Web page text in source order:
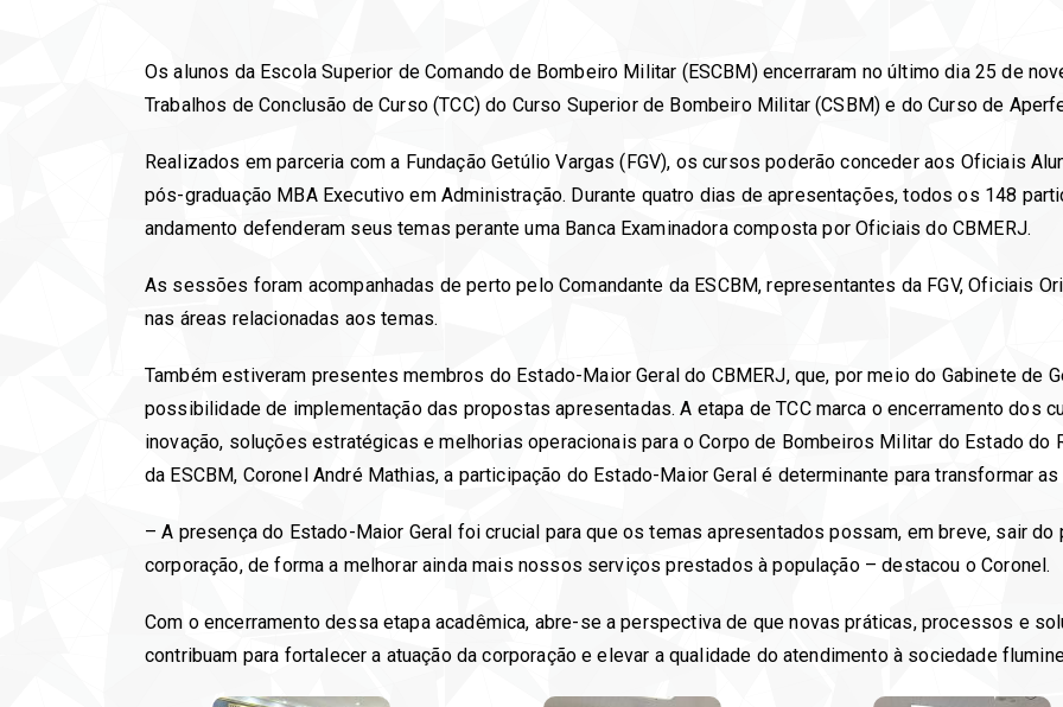
Os alunos da Escola Superior de Comando de Bombeiro Militar (ESCBM) encerraram no último dia 25 de
Trabalhos de Conclusão de Curso (TCC) do Curso Superior de Bombeiro Militar (CSBM) e do Curso de
Realizados em parceria com a Fundação Getúlio Vargas (FGV), os cursos poderão conceder aos Oficiais
pós-graduação MBA Executivo em Administração. Durante quatro dias de apresentações, todos os 148
andamento defenderam seus temas perante uma Banca Examinadora composta por Oficiais do CBMERJ.
As sessões foram acompanhadas de perto pelo Comandante da ESCBM, representantes da FGV, Oficiais
nas áreas relacionadas aos temas.
Também estiveram presentes membros do Estado-Maior Geral do CBMERJ, que, por meio do Gabinete de
possibilidade de implementação das propostas apresentadas. A etapa de TCC marca o encerramento dos
inovação, soluções estratégicas e melhorias operacionais para o Corpo de Bombeiros Militar do Estado do
da ESCBM, Coronel André Mathias, a participação do Estado-Maior Geral é determinante para transformar
– A presença do Estado-Maior Geral foi crucial para que os temas apresentados possam, em breve, sair do
corporação, de forma a melhorar ainda mais nossos serviços prestados à população – destacou o Coronel.
Com o encerramento dessa etapa acadêmica, abre-se a perspectiva de que novas práticas, processos e
contribuam para fortalecer a atuação da corporação e elevar a qualidade do atendimento à sociedade